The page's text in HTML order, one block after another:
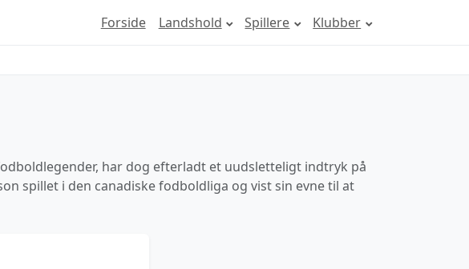
Forside Landshold Spillere Klubber
har dog efterladt et uudsletteligt indtryk på
spillet i den canadiske fodboldliga og vist sin evne til at